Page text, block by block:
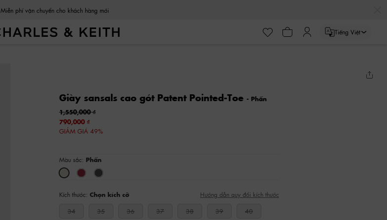
Miễn phí vận chuyển cho khách hàng mới
Tiếng Việt
Giày sansals cao gót Patent Pointed-Toe - Phấn
1,550,000
790,000
GIẢM GIÁ 49%
Màu sắc: Phấn
Kích thước: Chọn kích cỡ
Hướng dẫn quy đổi kích thước
34
35 36 37 38 39 40